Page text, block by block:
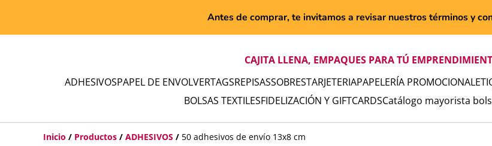
Antes de comprar, te invitamos a revisar nuestros términos y
CAJITA LLENA, EMPAQUES PARA TÚ
ADHESIVOSPAPEL DE ENVOLVERTAGSREPISASSOBRESTARJETERIAPAPELERÍA PROMOCIONAL
BOLSAS TEXTILESFIDELIZACIÓN Y GIFTCARDSCatálogo mayorista
Inicio / Productos / ADHESIVOS / 50 adhesivos de envío 13x8 cm